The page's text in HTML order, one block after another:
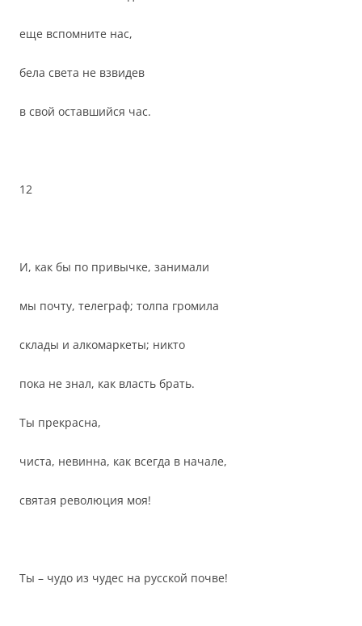
еще вспомните нас,
бела света не взвидев
в свой оставшийся час.
12
И, как бы по привычке, занимали
мы почту, телеграф; толпа громила
склады и алкомаркеты; никто
пока не знал, как власть брать.
Ты прекрасна,
чиста, невинна, как всегда в начале,
святая революция моя!
Ты – чудо из чудес на русской почве!